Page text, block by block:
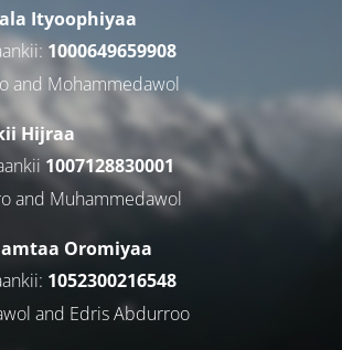
Ityoophiyaa
1000649659908
and Mohammedawol
Hijraa
1007128830001
and Muhammedawol
Oromiyaa
1052300216548
and Edris Abdurroo